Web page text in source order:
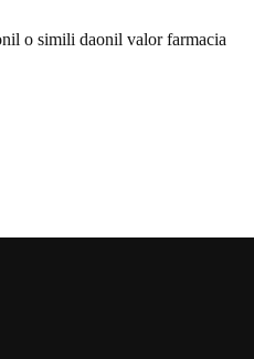
o simili daonil valor farmacia